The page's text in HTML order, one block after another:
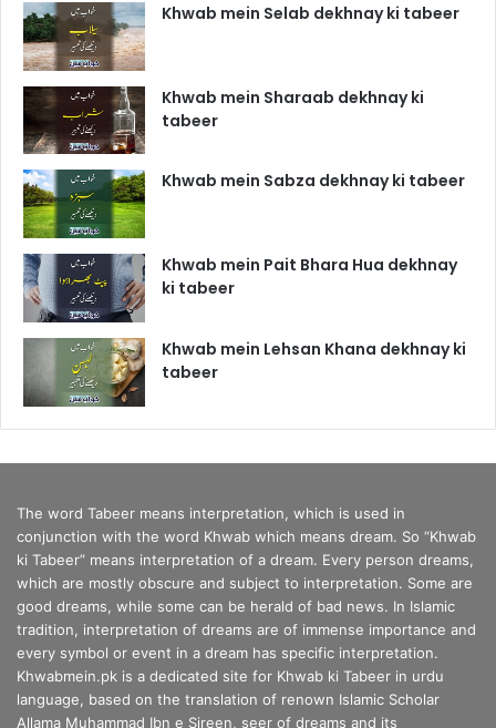
Khwab mein Selab dekhnay ki tabeer
Khwab mein Sharaab dekhnay ki
tabeer
Khwab mein Sabza dekhnay ki tabeer
Khwab mein Pait Bhara Hua dekhnay
ki tabeer
Khwab mein Lehsan Khana dekhnay ki
tabeer
The word Tabeer means interpretation, which is used in
conjunction with the word Khwab which means dream. So “Khwab
ki Tabeer” means interpretation of a dream. Every person dreams,
which are mostly obscure and subject to interpretation. Some are
good dreams, while some can be herald of bad news. In Islamic
tradition, interpretation of dreams are of immense importance and
every symbol or event in a dream has specific interpretation.
Khwabmein.pk is a dedicated site for Khwab ki Tabeer in urdu
language, based on the translation of renown Islamic Scholar
Allama Muhammad Ibn e Sireen, seer of dreams and its